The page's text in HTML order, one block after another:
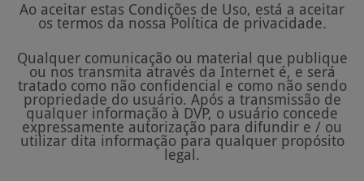
Ao aceitar estas Condições de Uso, está a aceitar
os termos da nossa Política de privacidade.
Qualquer comunicação ou material que publique
ou nos transmita através da Internet é, e será
tratado como não confidencial e como não sendo
propriedade do usuário. Após a transmissão de
qualquer informação à DVP, o usuário concede
expressamente autorização para difundir e / ou
utilizar dita informação para qualquer propósito
legal.